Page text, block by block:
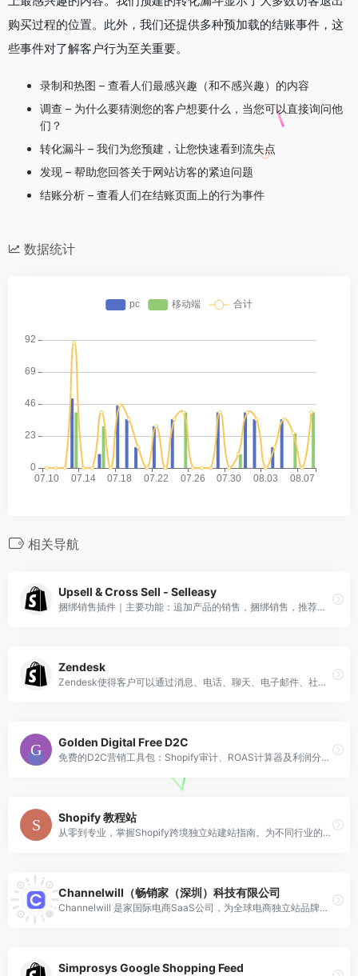
购买过程的位置。此外，我们还提供多种预加载的结账事件，这
些事件对了解客户行为至关重要。
录制和热图 – 查看人们最感兴趣（和不感兴趣）的内容
调查 – 为什么要猜测您的客户想要什么，当您可以直接询问他
们？
转化漏斗 – 我们为您预建，让您快速看到流失点
发现 – 帮助您回答关于网站访客的紧迫问题
结账分析 – 查看人们在结账页面上的行为事件
数据统计
相关导航
Upsell & Cross Sell ‑ Selleasy
捆绑销售插件｜主要功能：追加产品的销售，捆绑销售，推荐产品。当销售一个A产品的时候,这个插件会推荐b产品。 可以自己在后台设置绑定具体的产品，也可以让插件默认随机推荐产品。
Zendesk
Zendesk使得客户可以通过消息、电话、聊天、电子邮件、社交媒体等方式进行交互。
Golden Digital Free D2C
免费的D2C营销工具包：Shopify审计、ROAS计算器及利润分析工具。专为年收入在200万至5000万美元之间的电商企业设计。无需注册。
Shopify 教程站
从零到专业，掌握Shopify跨境独立站建站指南。为不同行业的客户提供可参考的Shopify经验。
Channelwill（畅销家（深圳）科技有限公司
Channelwill 是家国际电商SaaS公司，为全球电商独立站品牌提供覆盖全生命周期运营的SaaS解决方案，帮助品牌高效运营、提升客户体验，推动营收利润增长
Simprosys Google Shopping Feed